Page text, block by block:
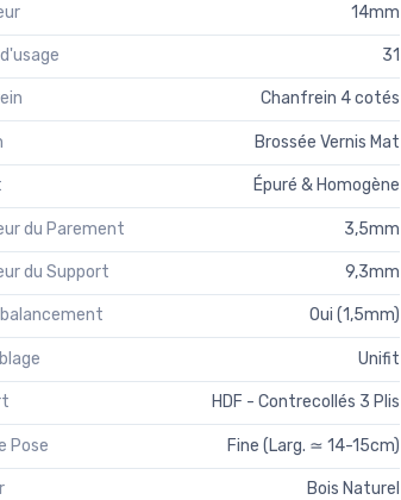
14mm
31
Chanfrein 4 cotés
Brossée Vernis Mat
Épuré & Homogène
du Parement 3,5mm
du Support 9,3mm
Oui (1,5mm)
Unifit
HDF - Contrecollés 3 Plis
Pose Fine (Larg. ≃ 14-15cm)
Bois Naturel